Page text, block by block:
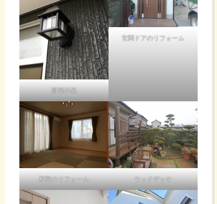
新築外観
玄関ドアのリフォーム
和室のリフォーム ウッドデッキ